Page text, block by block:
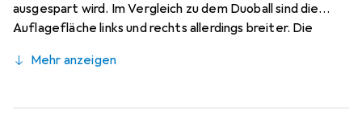
ausgespart wird. Im Vergleich zu dem Duoball sind die
Auflagefläche links und rechts allerdings breiter. Die
also flächiger und weniger punktuell. Zudem wird durch die
Haut und das Gewebe, vor allem bei der Anwendung an
Mehr anzeigen